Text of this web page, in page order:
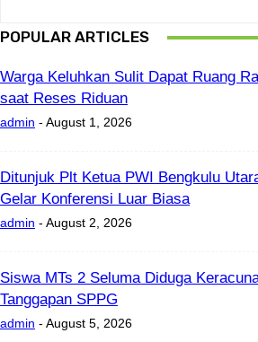
POPULAR ARTICLES
Warga Keluhkan Sulit Dapat Ruang
saat Reses Riduan
admin - August 1, 2026
Ditunjuk Plt Ketua PWI Bengkulu
Gelar Konferensi Luar Biasa
admin - August 2, 2026
Siswa MTs 2 Seluma Diduga
Tanggapan SPPG
admin - August 5, 2026